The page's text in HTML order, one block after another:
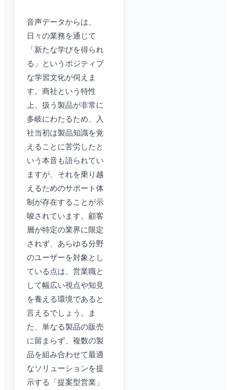
音声データからは、
日々の業務を通じて
「新たな学びを得られ
る」というポジティブ
な学習文化が伺えま
す。商社という特性
上、扱う製品が非常に
多岐にわたるため、入
社当初は製品知識を覚
えることに苦労したと
いう本音も語られてい
ますが、それを乗り越
えるためのサポート体
制が存在することが示
唆されています。顧客
層が特定の業界に限定
されず、あらゆる分野
のユーザーを対象とし
ている点は、営業職と
して幅広い視点や知見
を養える環境であると
言えるでしょう。ま
た、単なる製品の販売
に留まらず、複数の製
品を組み合わせて最適
なソリューションを提
示する「提案型営業」